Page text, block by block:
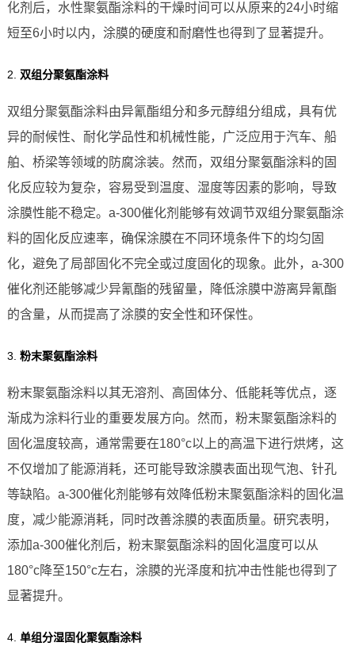
化剂后，水性聚氨酯涂料的干燥时间可以从原来的24小时缩
短至6小时以内，涂膜的硬度和耐磨性也得到了显著提升。
2. 双组分聚氨酯涂料
双组分聚氨酯涂料由异氰酯组分和多元醇组分组成，具有优
异的耐候性、耐化学品性和机械性能，广泛应用于汽车、船
舶、桥梁等领域的防腐涂装。然而，双组分聚氨酯涂料的固
化反应较为复杂，容易受到温度、湿度等因素的影响，导致
涂膜性能不稳定。a-300催化剂能够有效调节双组分聚氨酯涂
料的固化反应速率，确保涂膜在不同环境条件下的均匀固
化，避免了局部固化不完全或过度固化的现象。此外，a-300
催化剂还能够减少异氰酯的残留量，降低涂膜中游离异氰酯
的含量，从而提高了涂膜的安全性和环保性。
3. 粉末聚氨酯涂料
粉末聚氨酯涂料以其无溶剂、高固体分、低能耗等优点，逐
渐成为涂料行业的重要发展方向。然而，粉末聚氨酯涂料的
固化温度较高，通常需要在180°c以上的高温下进行烘烤，这
不仅增加了能源消耗，还可能导致涂膜表面出现气泡、针孔
等缺陷。a-300催化剂能够有效降低粉末聚氨酯涂料的固化温
度，减少能源消耗，同时改善涂膜的表面质量。研究表明，
添加a-300催化剂后，粉末聚氨酯涂料的固化温度可以从
180°c降至150°c左右，涂膜的光泽度和抗冲击性能也得到了
显著提升。
4. 单组分湿固化聚氨酯涂料